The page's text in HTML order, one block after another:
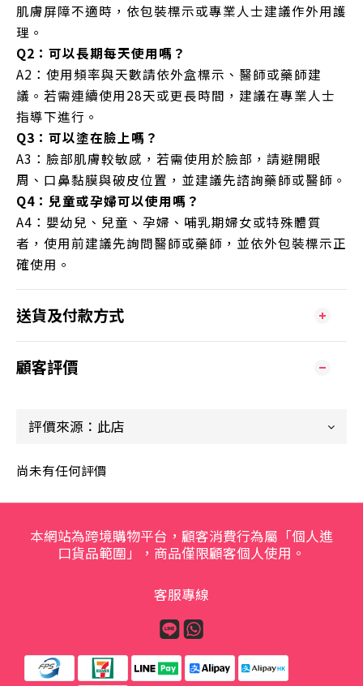
肌膚屏障不適時，依包裝標示或專業人士建議作外用護
理。
Q2：可以長期每天使用嗎？
A2：使用頻率與天數請依外盒標示、醫師或藥師建
議。若需連續使用28天或更長時間，建議在專業人士
指導下進行。
Q3：可以塗在臉上嗎？
A3：臉部肌膚較敏感，若需使用於臉部，請避開眼
周、口鼻黏膜與破皮位置，並建議先諮詢藥師或醫師。
Q4：兒童或孕婦可以使用嗎？
A4：嬰幼兒、兒童、孕婦、哺乳期婦女或特殊體質
者，使用前建議先詢問醫師或藥師，並依外包裝標示正
確使用。
送貨及付款方式
顧客評價
尚未有任何評價
本網站為跨境購物平台，顧客消費行為屬「個人進
口貨品範圍」，商品僅限顧客個人使用。
客服專線